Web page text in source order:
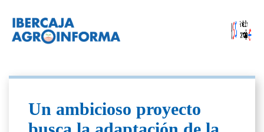
Un ambicioso proyecto